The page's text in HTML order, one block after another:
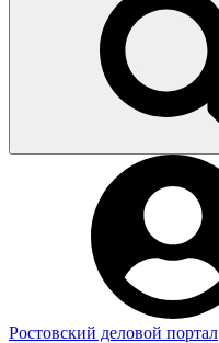
Ростовский деловой портал